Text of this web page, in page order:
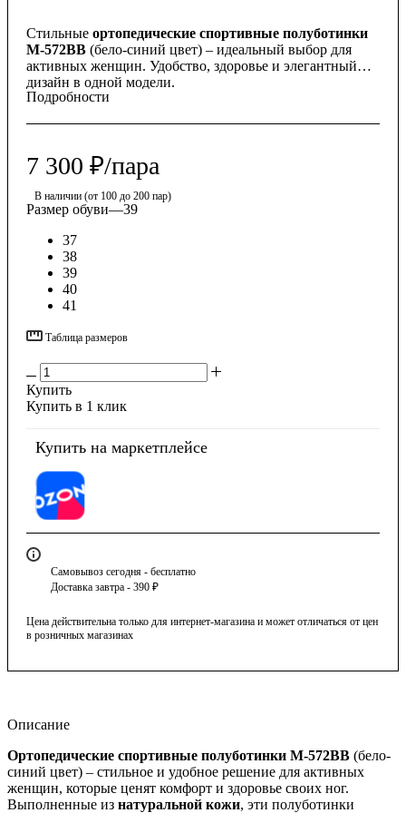
Стильные ортопедические спортивные полуботинки
М-572ВВ (бело-синий цвет) – идеальный выбор для
активных женщин. Удобство, здоровье и элегантный
дизайн в одной модели.
Подробности
7 300 ₽/пара
В наличии (от 100 до 200 пар)
Размер обуви—39
37
38
39
40
41
Таблица размеров
Купить
Купить в 1 клик
Купить на маркетплейсе
Самовывоз сегодня - бесплатно
Доставка завтра - 390 ₽
Цена действительна только для интернет-магазина и может отличаться от цен
в розничных магазинах
Описание
Ортопедические спортивные полуботинки М-572ВВ (бело-
синий цвет) – стильное и удобное решение для активных
женщин, которые ценят комфорт и здоровье своих ног.
Выполненные из натуральной кожи, эти полуботинки